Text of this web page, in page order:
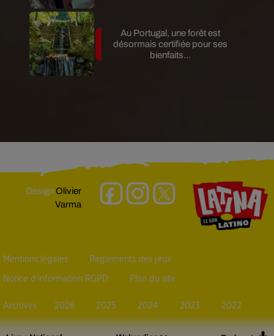
Au Portugal, une forêt est
désormais certifiée pour ses
bienfaits...
DesignOlivier
Varma
Mentions légales Règlements des jeux
Notice d’information RGPD Plan du site
Archives 2026 2025 2024 2023 2022